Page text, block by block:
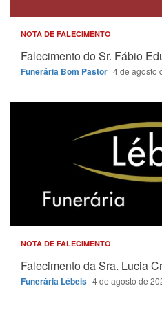
NOTA DE FALECIMENTO
Falecimento do Sr. Fábio
Funerária Bom Pastor 4 de agosto
NOTA DE FALECIMENTO
Falecimento da Sra. Lucia
Funerária Lébeis 4 de agosto de